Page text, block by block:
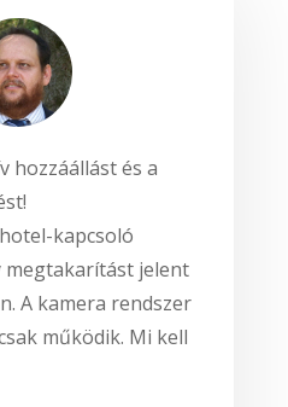
hozzáállást és a
kapcsoló
megtakarítást jelent
A kamera rendszer
működik. Mi kell